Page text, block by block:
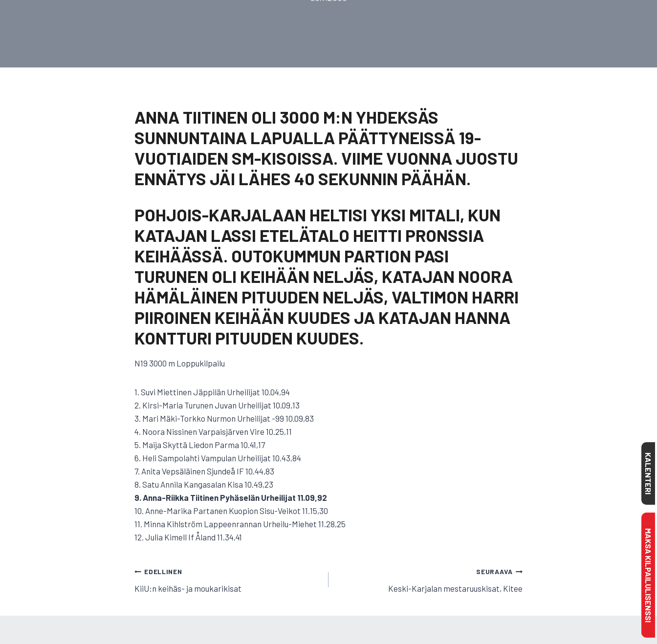
ANNA TIITINEN OLI 3000 M:N YHDEKSÄS
SUNNUNTAINA LAPUALLA PÄÄTTYNEISSÄ 19-
VUOTIAIDEN SM-KISOISSA. VIIME VUONNA JUOSTU
ENNÄTYS JÄI LÄHES 40 SEKUNNIN PÄÄHÄN.
POHJOIS-KARJALAAN HELTISI YKSI MITALI, KUN
KATAJAN LASSI ETELÄTALO HEITTI PRONSSIA
KEIHÄÄSSÄ. OUTOKUMMUN PARTION PASI
TURUNEN OLI KEIHÄÄN NELJÄS, KATAJAN NOORA
HÄMÄLÄINEN PITUUDEN NELJÄS, VALTIMON HARRI
PIIROINEN KEIHÄÄN KUUDES JA KATAJAN HANNA
KONTTURI PITUUDEN KUUDES.
N19 3000 m Loppukilpailu
1. Suvi Miettinen Jäppilän Urheilijat 10.04,94
2. Kirsi-Maria Turunen Juvan Urheilijat 10.09,13
3. Mari Mäki-Torkko Nurmon Urheilijat -99 10.09,83
4. Noora Nissinen Varpaisjärven Vire 10.25,11
5. Maija Skyttä Liedon Parma 10.41,17
6. Heli Sampolahti Vampulan Urheilijat 10.43,84
7. Anita Vepsäläinen Sjundeå IF 10.44,83
8. Satu Annila Kangasalan Kisa 10.49,23
9. Anna-Riikka Tiitinen Pyhäselän Urheilijat 11.09,92
10. Anne-Marika Partanen Kuopion Sisu-Veikot 11.15,30
11. Minna Kihlström Lappeenrannan Urheilu-Miehet 11.28,25
12. Julia Kimell If Åland 11.34,41
ARTIKKELIEN
SELAUS
EDELLINEN
KiiU:n keihäs- ja moukarikisat
SEURAAVA
Keski-Karjalan mestaruuskisat, Kitee
KALENTERI
MAKSA KILPAILULISENSSI